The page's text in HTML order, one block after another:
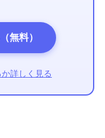
無料）
詳しく見る